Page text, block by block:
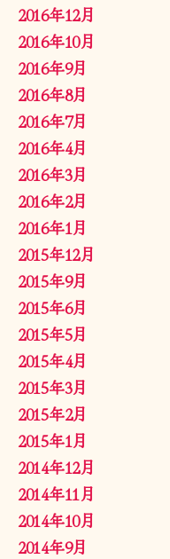
2016年12月
2016年10月
2016年9月
2016年8月
2016年7月
2016年4月
2016年3月
2016年2月
2016年1月
2015年12月
2015年9月
2015年6月
2015年5月
2015年4月
2015年3月
2015年2月
2015年1月
2014年12月
2014年11月
2014年10月
2014年9月